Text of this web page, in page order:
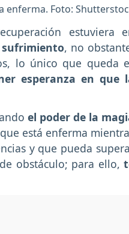
enferma. Foto:
estuviera
, no
lo único que queda
esperanza en que
el poder de la
está enferma
y que pueda
obstáculo; para ello,